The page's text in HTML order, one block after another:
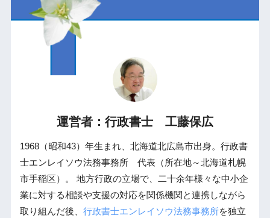
運営者：行政書士 工藤保広
1968（昭和43）年生まれ、北海道北広島市出身。行政書
士エンレイソウ法務事務所 代表（所在地～北海道札幌
市手稲区）。 地方行政の立場で、二十余年様々な中小企
業に対する相談や支援の対応を関係機関と連携しながら
取り組んだ後、 行政書士エンレイソウ法務事務所を独立